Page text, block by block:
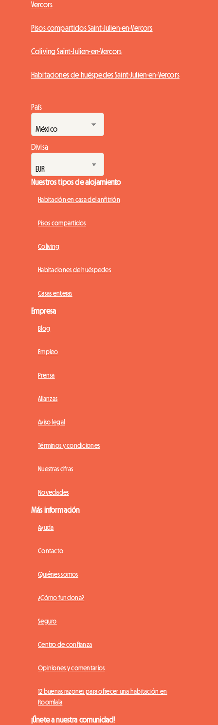
Vercors
Pisos compartidos Saint-Julien-en-Vercors
Coliving Saint-Julien-en-Vercors
Habitaciones de huéspedes Saint-Julien-en-Vercors
País
Divisa
Nuestros tipos de alojamiento
Habitación en casa del anfitrión
Pisos compartidos
Coliving
Habitaciones de huéspedes
Casas enteras
Empresa
Blog
Empleo
Prensa
Alianzas
Aviso legal
Términos y condiciones
Nuestras cifras
Novedades
Más información
Ayuda
Contacto
Quiénes somos
¿Cómo funciona?
Seguro
Centro de confianza
Opiniones y comentarios
12 buenas razones para ofrecer una habitación en
Roomlala
¡Únete a nuestra comunidad!